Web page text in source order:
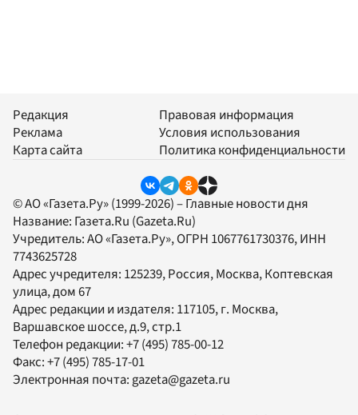
Редакция
Реклама
Карта сайта
Правовая информация
Условия использования
Политика конфиденциальности
© АО «Газета.Ру» (1999-2026) – Главные новости дня
Название: Газета.Ru (Gazeta.Ru)
Учредитель:АО «Газета.Ру», ОГРН 1067761730376, ИНН
7743625728
Адрес учредителя: 125239, Россия, Москва, Коптевская
улица, дом 67
Адрес редакции и издателя: 117105, г. Москва,
Варшавское шоссе, д.9, стр.1
Телефон редакции:+7 (495) 785-00-12
Факс:+7 (495) 785-17-01
Электронная почта: gazeta@gazeta.ru